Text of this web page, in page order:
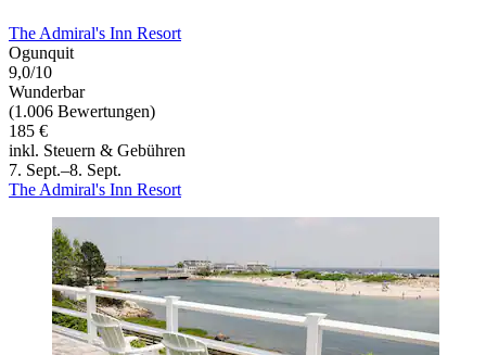
The Admiral's Inn Resort
Ogunquit
9,0/10
Wunderbar
(1.006 Bewertungen)
185 €
inkl. Steuern & Gebühren
7. Sept.–8. Sept.
The Admiral's Inn Resort